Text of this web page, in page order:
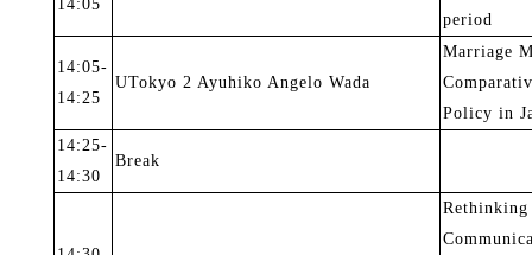
14:05
period
14:05-
14:25
UTokyo 2 Ayuhiko Angelo Wada
Marriage
Policy in
14:25-
14:30
Break